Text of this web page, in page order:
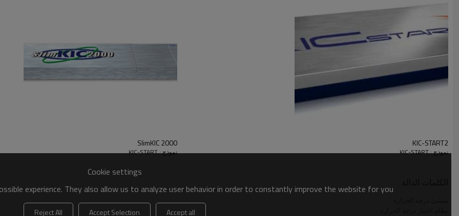
KIC-START2
نموذج : KIC-START
SlimKIC 2000
نموذج : KIC-START
Cookie settings
experience. They also allow us to analyze user behavior in order to constantly improve the website for you.
Accept all
Accept Selection
Reject All